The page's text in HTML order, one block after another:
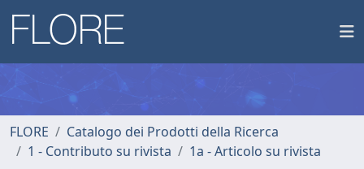
FLORE
Catalogo dei Prodotti della Ricerca
1 - Contributo su rivista
1a - Articolo su rivista